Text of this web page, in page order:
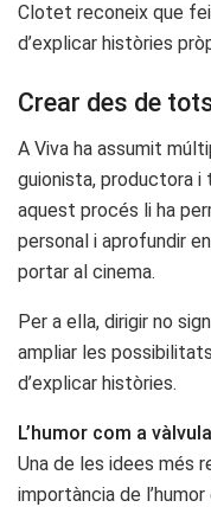
Clotet reconeix que
d’explicar històries
Crear des de
A Viva ha assumit
guionista, productora i
aquest procés li ha
personal i aprofundir
portar al cinema.
Per a ella, dirigir no
ampliar les
d’explicar històries.
L’humor com a
Una de les idees més
importància de